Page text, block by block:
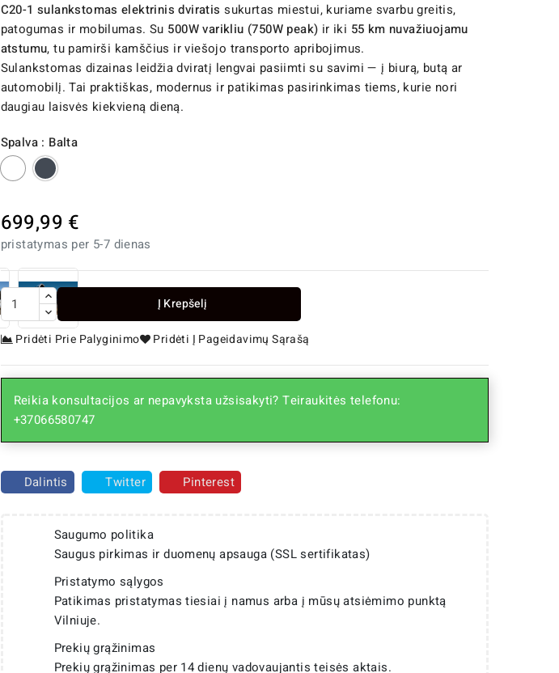
C20-1 sulankstomas elektrinis dviratis sukurtas miestui, kuriame svarbu greitis,
patogumas ir mobilumas. Su 500W varikliu (750W peak) ir iki 55 km nuvažiuojamu
atstumu, tu pamirši kamščius ir viešojo transporto apribojimus.
Sulankstomas dizainas leidžia dviratį lengvai pasiimti su savimi — į biurą, butą ar
automobilį. Tai praktiškas, modernus ir patikimas pasirinkimas tiems, kurie nori
daugiau laisvės kiekvieną dieną.
Spalva : Balta
BaltaJuoda
699,99 €
pristatymas per 5-7 dienas
Į Krepšelį
Pridėti Prie Palyginimo Pridėti Į Pageidavimų Sąrašą
Reikia konsultacijos ar nepavyksta užsisakyti? Teiraukitės telefonu:
+37066580747
Dalintis Twitter Pinterest
Saugumo politika
Saugus pirkimas ir duomenų apsauga (SSL sertifikatas)
Pristatymo sąlygos
Patikimas pristatymas tiesiai į namus arba į mūsų atsiėmimo punktą
Vilniuje.
Prekių grąžinimas
Prekių grąžinimas per 14 dienų vadovaujantis teisės aktais.